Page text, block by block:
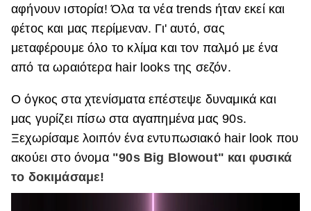
ΒΟΞ
Χωρίς Ταμπέλες
Women's Forum
Hautes Grecians
αφήνουν ιστορία! Όλα τα νέα trends ήταν εκεί και
φέτος και μας περίμεναν. Γι' αυτό, σας
μεταφέρουμε όλο το κλίμα και τον παλμό με ένα
από τα ωραιότερα hair looks της σεζόν.
Ο όγκος στα χτενίσματα επέστεψε δυναμικά και
μας γυρίζει πίσω στα αγαπημένα μας 90s.
Ξεχωρίσαμε λοιπόν ένα εντυπωσιακό hair look που
ακούει στο όνομα "90s Big Blowout" και φυσικά
το δοκιμάσαμε!